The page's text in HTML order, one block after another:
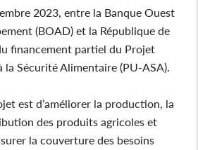
2023, entre la Banque Ouest
(BOAD) et la République de
financement partiel du Projet
la Sécurité Alimentaire (PU-ASA).
est d’améliorer la production, la
des produits agricoles et
la couverture des besoins